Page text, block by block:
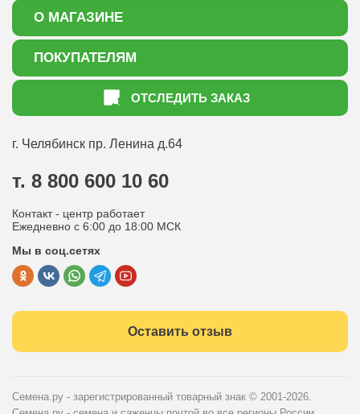
О МАГАЗИНЕ
О нас
Акции
ПОКУПАТЕЛЯМ
Как оформить заказ
Статьи садоводу
Оптовым покупателям
Политика конфиденциальности
Публичная оферта
ОТСЛЕДИТЬ ЗАКАЗ
г. Челябинск пр. Ленина д.64
т. 8 800 600 10 60
Контакт - центр работает
Ежедневно с 6:00 до 18:00 МСК
Мы в соц.сетях
Оставить отзыв
Семена.ру - зарегистрированный товарный знак © 2001-2026.